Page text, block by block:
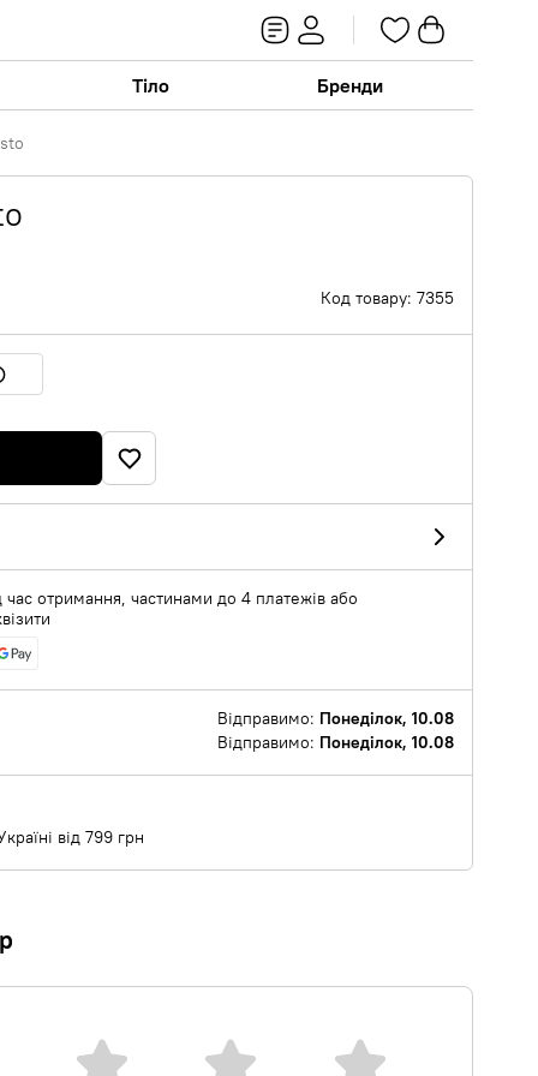
Тіло Бренди
Код товару: 7355
отримання, частинами до 4 платежів або
Відправимо: Понеділок, 10.08
Відправимо: Понеділок, 10.08
від 799 грн